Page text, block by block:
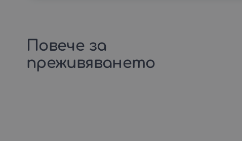
Повече за
преживяването